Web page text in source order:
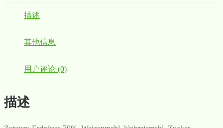
描述
其他信息
用户评论 (0)
描述